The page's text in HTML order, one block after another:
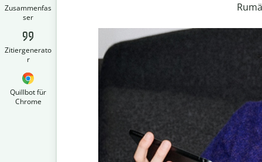
Zusammenfas
ser
Zitiergenerato
r
Quillbot für
Chrome